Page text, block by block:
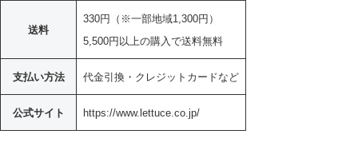
送料
330円（※一部地域1,300円）
5,500円以上の購入で送料無料
支払い方法 代金引換・クレジットカードなど
公式サイト https://www.lettuce.co.jp/